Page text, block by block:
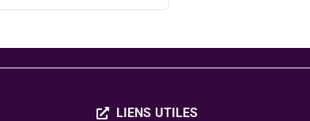
LIENS UTILES